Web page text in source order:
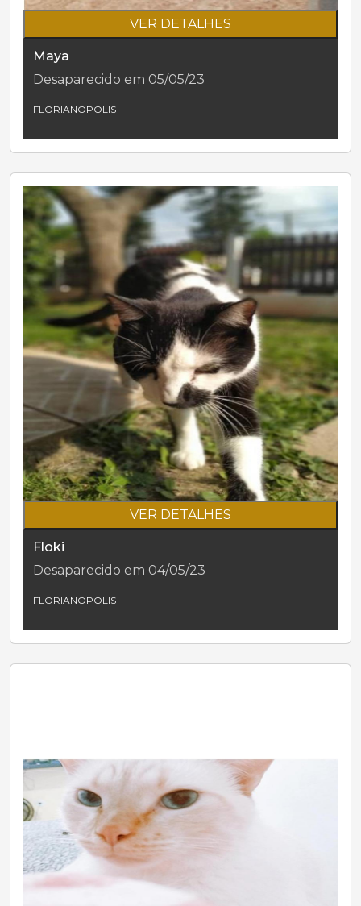
VER DETALHES
Maya
Desaparecido em 05/05/23
FLORIANOPOLIS
VER DETALHES
Floki
Desaparecido em 04/05/23
FLORIANOPOLIS